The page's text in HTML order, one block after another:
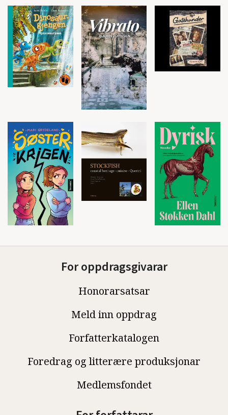
For oppdragsgivarar
Honorarsatsar
Meld inn oppdrag
Forfatterkatalogen
Foredrag og litterære produksjonar
Medlemsfondet